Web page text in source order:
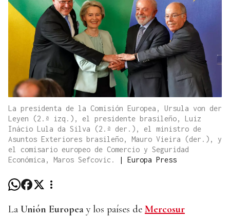
La presidenta de la Comisión Europea, Ursula von der
Leyen (2.ª izq.), el presidente brasileño, Luiz
Inácio Lula da Silva (2.ª der.), el ministro de
Asuntos Exteriores brasileño, Mauro Vieira (der.), y
el comisario europeo de Comercio y Seguridad
Económica, Maros Sefcovic.
| Europa Press
La Unión Europea y los países de Mercosur